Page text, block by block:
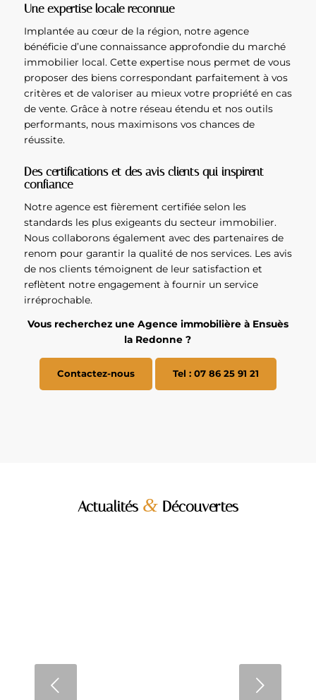
Une expertise locale reconnue
Implantée au cœur de la région, notre agence
bénéficie d’une connaissance approfondie du marché
immobilier local. Cette expertise nous permet de vous
proposer des biens correspondant parfaitement à vos
critères et de valoriser au mieux votre propriété en cas
de vente. Grâce à notre réseau étendu et nos outils
performants, nous maximisons vos chances de
réussite.
Des certifications et des avis clients qui inspirent
confiance
Notre agence est fièrement certifiée selon les
standards les plus exigeants du secteur immobilier.
Nous collaborons également avec des partenaires de
renom pour garantir la qualité de nos services. Les avis
de nos clients témoignent de leur satisfaction et
reflètent notre engagement à fournir un service
irréprochable.
Vous recherchez une Agence immobilière à Ensuès
la Redonne ?
Contactez-nous Tel : 07 86 25 91 21
Actualités &Découvertes